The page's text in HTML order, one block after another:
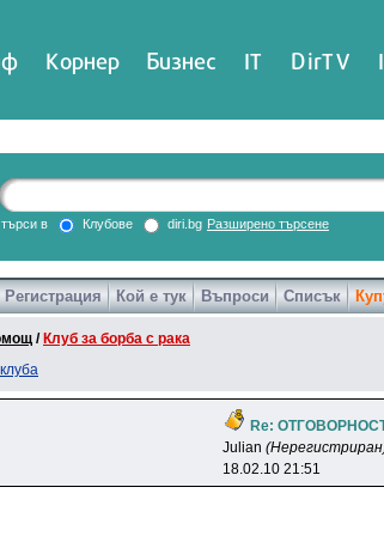
Корнер Бизнес IT DirTV
търси в Клубове diri.bg Разширено търсене
Регистрация Кой е тук Въпроси Списък
/ Клуб за борба с рака
Re:
Julian
18.02.10 21:51